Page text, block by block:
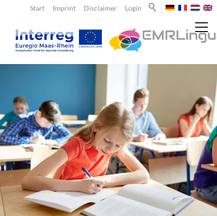
Login
Disclaimer
Imprint
Start
Over ons
Leraren
Leerlingen
Aanbod voor leerlingen